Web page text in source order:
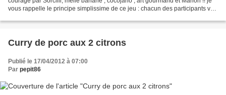
vous rappelle le principe simplissime de ce jeu : chacun des participants va
Curry de porc aux 2 citrons
Publié le 17/04/2012 à 07:00
Par pepit86